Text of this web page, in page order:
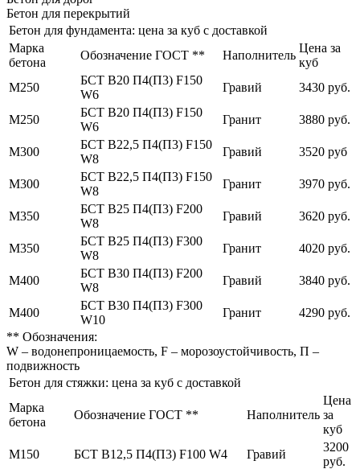
Бетон для перекрытий
Бетон для фундамента: цена за куб с доставкой
Марка
бетона
Обозначение ГОСТ ** Наполнитель
Цена за
куб
М250
БСТ В20 П4(П3) F150
W6
Гравий 3430 руб.
М250
БСТ В20 П4(П3) F150
W6
Гранит 3880 руб.
М300
БСТ В22,5 П4(П3) F150
W8
Гравий 3520 руб
М300
БСТ В22,5 П4(П3) F150
W8
Гранит 3970 руб.
М350
БСТ В25 П4(П3) F200
W8
Гравий 3620 руб.
М350
БСТ В25 П4(П3) F300
W8
Гранит 4020 руб.
М400
БСТ В30 П4(П3) F200
W8
Гравий 3840 руб.
М400
БСТ В30 П4(П3) F300
W10
Гранит
4290 руб.
** Обозначения:
W – водонепроницаемость, F – морозоустойчивость, П –
подвижность
Бетон для стяжки: цена за куб с доставкой
Марка
бетона
Обозначение ГОСТ ** Наполнитель
Цена
за
куб
М150
БСТ В12,5 П4(П3) F100 W4 Гравий
3200
руб.